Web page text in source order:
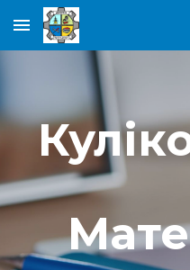
Skip to main content